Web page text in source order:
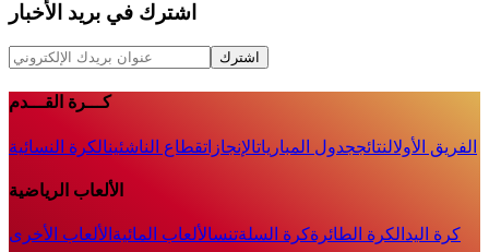
اشترك في بريد الأخبار
اشترك
كـــرة القـــدم
الفريق الأولالنتائججدول المبارياتالإنجازاتقطاع الناشئينالكرة النسائية
الألعاب الرياضية
كرة اليد الكرة الطائرةكرة السلةتنسالألعاب المائية الألعاب الأخرى